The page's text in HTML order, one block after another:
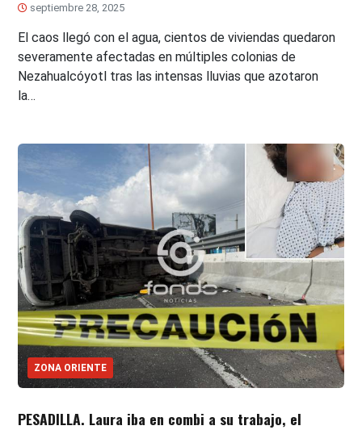
septiembre 28, 2025
El caos llegó con el agua, cientos de viviendas quedaron
severamente afectadas en múltiples colonias de
Nezahualcóyotl tras las intensas lluvias que azotaron
la…
ZONA ORIENTE
PESADILLA. Laura iba en combi a su trabajo, el